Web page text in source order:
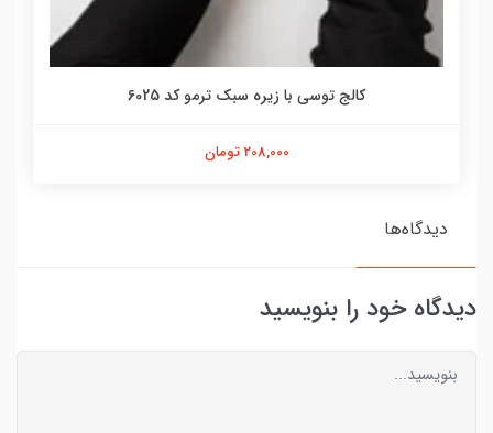
کالج توسی با زیره سبک ترمو کد 6025
208,000 تومان
دیدگاه‌ها
دیدگاه خود را بنویسید